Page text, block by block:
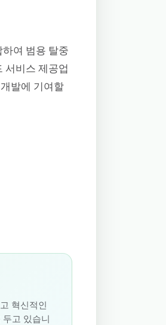
여 범용 탈중
서비스 제공업
발에 기여할
혁신적인
고 있습니